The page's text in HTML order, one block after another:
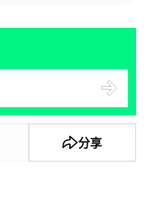
分享